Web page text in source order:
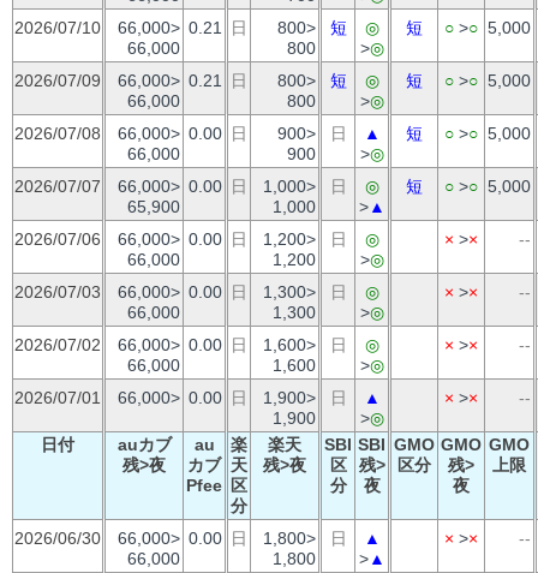
2026/07/10
66,000>
66,000
0.21 日
800>
800
短
◎
>◎
短 ○ >○ 5,000
2026/07/09
66,000>
66,000
0.21 日
800>
800
短
◎
>◎
短 ○ >○ 5,000
2026/07/08
66,000>
66,000
0.00 日
900>
900
日
▲
>◎
短 ○ >○ 5,000
2026/07/07
66,000>
65,900
0.00 日
1,000>
1,000
日
◎
>▲
短 ○ >○ 5,000
2026/07/06
66,000>
66,000
0.00 日
1,200>
1,200
日
◎
>◎
× >× --
2026/07/03
66,000>
66,000
0.00 日
1,300>
1,300
日
◎
>◎
× >× --
2026/07/02
66,000>
66,000
0.00 日
1,600>
1,600
日
◎
>◎
× >× --
2026/07/01 66,000> 0.00 日
1,900>
1,900
日
▲
>◎
× >× --
日付
auカブ
残>夜
au
カブ
Pfee
楽
天
区
分
楽天
残>夜
SBI
区
分
SBI
残>
夜
GMO
区分
GMO
残>
夜
GMO
上限
2026/06/30
66,000>
66,000
0.00 日
1,800>
1,800
日
▲
>▲
× >× --